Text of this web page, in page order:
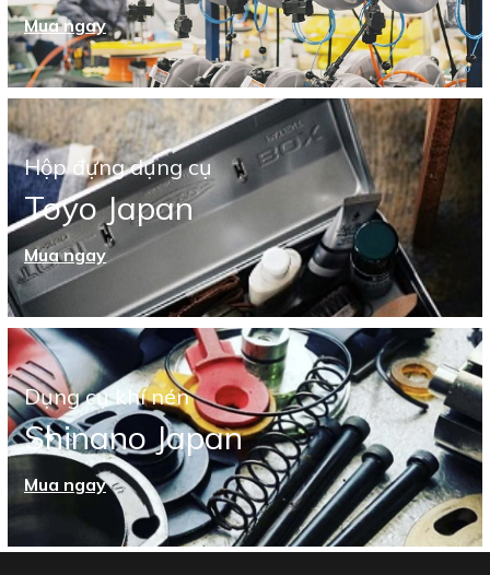
Mua ngay
Hộp đựng dụng cụ
Toyo Japan
Mua ngay
Dụng cụ khí nén
Shinano Japan
Mua ngay